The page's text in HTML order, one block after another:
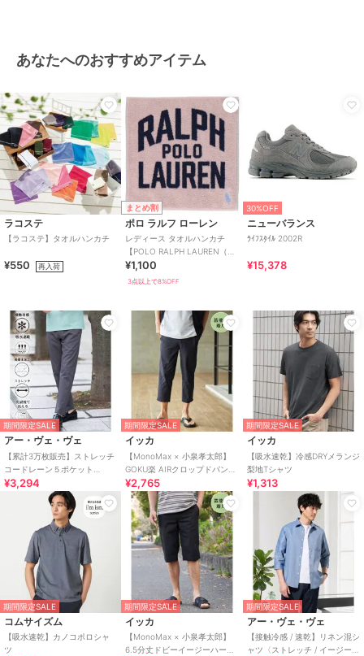
あなたへのおすすめアイテム
ラコステ
【ラコステ】タオルハンカチ
¥550 再入荷
まとめ割
ポロ ラルフ ローレン
レディース タオルハンカチ
【POLO RALPH LAUREN（ポ
ロ ラルフ ローレン）】
¥1,100
3点以上で8%OFF
30%OFF
ニューバランス
ﾗｲﾌｽﾀｲﾙ 2002R
¥15,378
期間限定SALE
アー・ヴェ・ヴェ
【累計3万枚販売】ストレッチ
コードレーン５ポケット
SOUKAIベーシックアンクルパ
ンツ【接触冷感/
¥3,294
期間限定SALE
イッカ
【MonoMax × 小泉孝太郎】
GOKU楽 AIRクロップドパンツ
「小泉孝太郎さん着用モデ
ル」
¥2,765
期間限定SALE
イッカ
【吸水速乾】冷感DRYメランジ
梨地Tシャツ
¥1,313
期間限定SALE
コムサイズム
【吸水速乾】カノコポロシャ
ツ
期間限定SALE
イッカ
【MonoMax × 小泉孝太郎】
6.5分丈ドビーイージーハーフ
期間限定SALE
アー・ヴェ・ヴェ
【接触冷感 / 速乾】リネン混シ
ャツ〈ストレッチ / イージーケ